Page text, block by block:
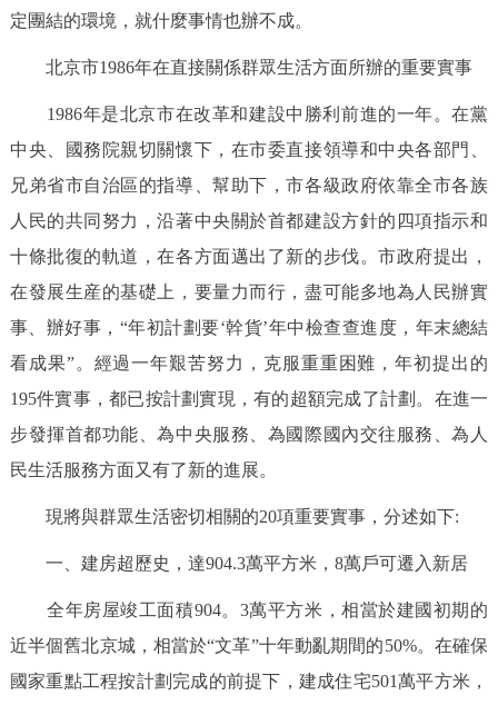
DEUTSCH FRANÇAIS
ITALIANO
回到頂部
定團結的環境，就什麼事情也辦不成。
北京市1986年在直接關係群眾生活方面所辦的重要實事
1986年是北京市在改革和建設中勝利前進的一年。在黨
中央、國務院親切關懷下，在市委直接領導和中央各部門、
兄弟省市自治區的指導、幫助下，市各級政府依靠全市各族
人民的共同努力，沿著中央關於首都建設方針的四項指示和
十條批復的軌道，在各方面邁出了新的步伐。市政府提出，
在發展生産的基礎上，要量力而行，盡可能多地為人民辦實
事、辦好事，“年初計劃要‘幹貨’年中檢查查進度，年末總結
看成果”。經過一年艱苦努力，克服重重困難，年初提出的
195件實事，都已按計劃實現，有的超額完成了計劃。在進一
步發揮首都功能、為中央服務、為國際國內交往服務、為人
民生活服務方面又有了新的進展。
現將與群眾生活密切相關的20項重要實事，分述如下:
一、建房超歷史，達904.3萬平方米，8萬戶可遷入新居
全年房屋竣工面積904。3萬平方米，相當於建國初期的
近半個舊北京城，相當於“文革”十年動亂期間的50%。在確保
國家重點工程按計劃完成的前提下，建成住宅501萬平方米，